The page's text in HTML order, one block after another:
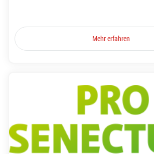
Mehr erfahren